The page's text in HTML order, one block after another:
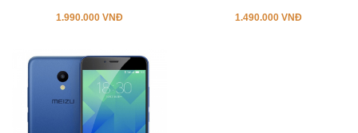
1.990.000 VNĐ 1.490.000 VNĐ